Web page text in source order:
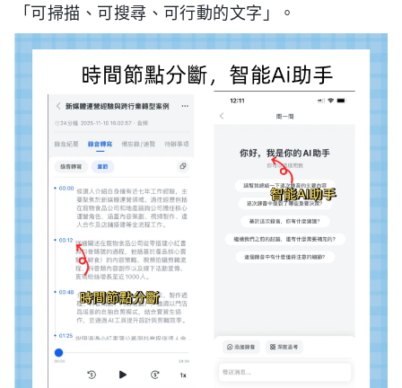
「可掃描、可搜尋、可行動的文字」。